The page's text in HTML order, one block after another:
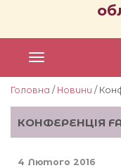
Головна / Новини /
КОНФЕРЕНЦІЯ
4 Лютого 2016